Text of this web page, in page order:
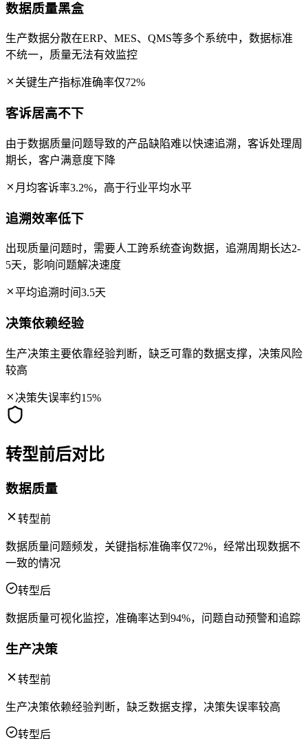
数据质量黑盒
生产数据分散在ERP、MES、QMS等多个系统中，数据标准
不统一，质量无法有效监控
关键生产指标准确率仅72%
客诉居高不下
由于数据质量问题导致的产品缺陷难以快速追溯，客诉处理周
期长，客户满意度下降
月均客诉率3.2%，高于行业平均水平
追溯效率低下
出现质量问题时，需要人工跨系统查询数据，追溯周期长达2-
5天，影响问题解决速度
平均追溯时间3.5天
决策依赖经验
生产决策主要依靠经验判断，缺乏可靠的数据支撑，决策风险
较高
决策失误率约15%
转型前后对比
数据质量
转型前
数据质量问题频发，关键指标准确率仅72%，经常出现数据不
一致的情况
转型后
数据质量可视化监控，准确率达到94%，问题自动预警和追踪
生产决策
转型前
生产决策依赖经验判断，缺乏数据支撑，决策失误率较高
转型后